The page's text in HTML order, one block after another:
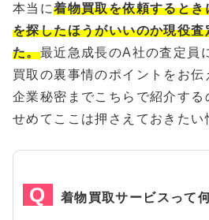
本当に着物買取を依頼すると
を探したほうがいいのか現役
た。最近急成長のA社の査定員
買取の裏事情のポイントをお伝
企業秘密までこちらで紹介する
せめてここは押さえておきたい
着物買取サービスって